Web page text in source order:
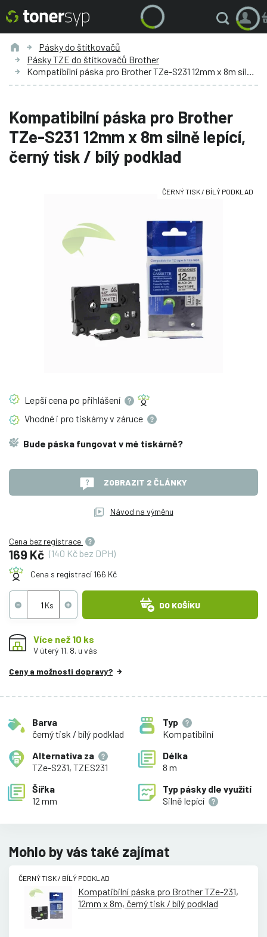
Pásky do štítkovačů
Pásky TZE do štítkovačů Brother
Kompatibilní páska pro Brother TZe-S231 12mm x 8m silně lepící, černý tisk / bílý podklad
Kompatibilní páska pro Brother
TZe-S231 12mm x 8m silně lepící,
černý tisk / bílý podklad
ČERNÝ TISK / BÍLÝ PODKLAD
Lepší cena po přihlášení
Vhodné i pro tiskárny v záruce
Bude páska fungovat v mé tiskárně?
ZOBRAZIT 2 ČLÁNKY
Návod na výměnu
Cena bez registrace
169 Kč (140 Kč bez DPH)
Cena s registrací 166 Kč
DO KOŠÍKU
Více než 10 ks
V úterý 11. 8. u vás
Ceny a možnosti dopravy?
Barva
černý tisk / bílý podklad
Typ
Kompatibilní
Alternativa za
TZe-S231, TZES231
Délka
8 m
Šířka
12 mm
Typ pásky dle využití
Silně lepící
Mohlo by vás také zajímat
ČERNÝ TISK / BÍLÝ PODKLAD
Kompatibilní páska pro Brother TZe-231,
12mm x 8m, černý tisk / bílý podklad